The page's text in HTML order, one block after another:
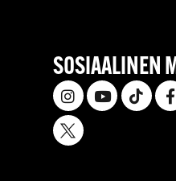
SOSIAALINEN